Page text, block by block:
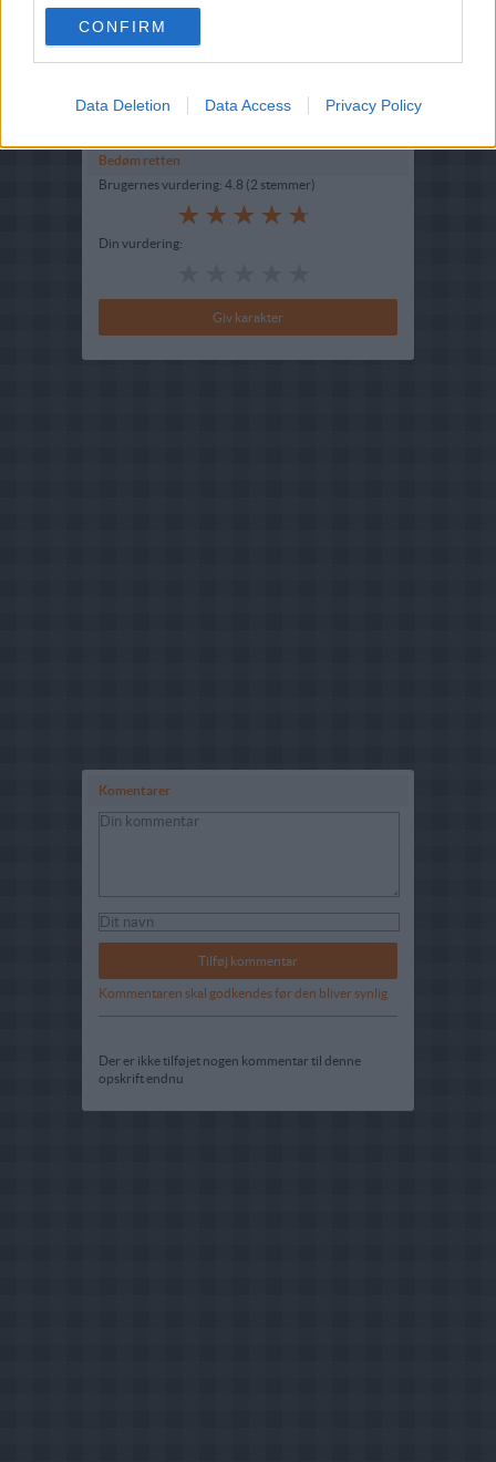
CONFIRM
Data Deletion Data Access Privacy Policy
Kilde : Fulby Hjortefarm
Redigeret:2023-03-24
Bedøm retten
Brugernes vurdering: 4.8 (2 stemmer)
Din vurdering:
Komentarer
Kommentaren skal godkendes før den bliver synlig
Der er ikke tilføjet nogen kommentar til denne
opskrift endnu